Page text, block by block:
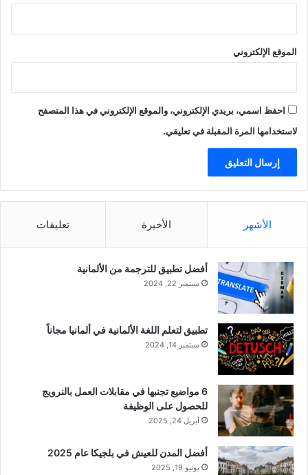
الموقع الإلكتروني
احفظ اسمي، بريدي الإلكتروني، والموقع الإلكتروني في هذا المتصفح
لاستخدامها المرة المقبلة في تعليقي.
الأشهر الأخيرة تعليقات
أفضل تطبيق للترجمة من الألمانية
سبتمبر 22, 2024
تطبيق لتعلم اللغة الألمانية في ألمانيا مجاناً
سبتمبر 14, 2024
6 مواضيع تجنبها في مقابلات العمل بالنرويج
للحصول على الوظيفة
أبريل 24, 2025
أفضل المدن للعيش في بلجيكا عام 2025
يونيو 19, 2025